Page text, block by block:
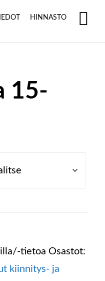
HINNASTO
15-
tietoa Osastot:
kiinnitys- ja